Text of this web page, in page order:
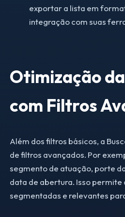
exportar a lista em
integração com suas
Otimização
com Filtros
Além dos filtros básicos, a
de filtros avançados. Por
segmento de atuação, porte
data de abertura. Isso permite
segmentadas e relevantes